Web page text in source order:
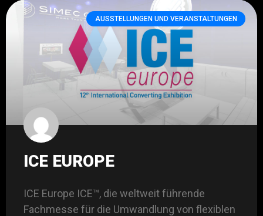
AUSSTELLUNGEN UND VERANSTALTUNGEN
ICE EUROPE
ICE Europe ICE™, die weltweit führende
Fachmesse für die Umwandlung von flexiblen